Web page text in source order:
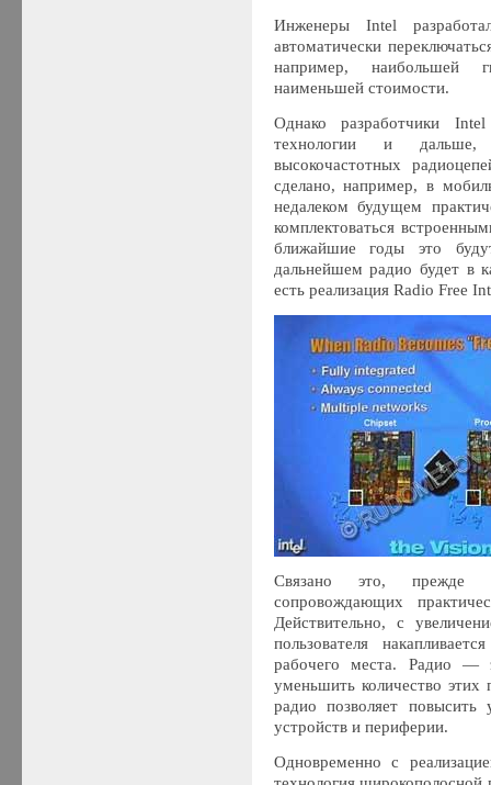
Инженеры Intel
автоматически
например, наибольшей
наименьшей стоимости.
Однако разработчики
технологии и дальше,
высокочастотных
сделано, например, в
недалеком будущем
комплектоваться
ближайшие годы это
дальнейшем радио будет в
есть реализация Radio Free
Связано это, прежде
сопровождающих
Действительно, с
пользователя
рабочего места. Радио —
уменьшить количество этих
радио позволяет повысить
устройств и периферии.
Одновременно с